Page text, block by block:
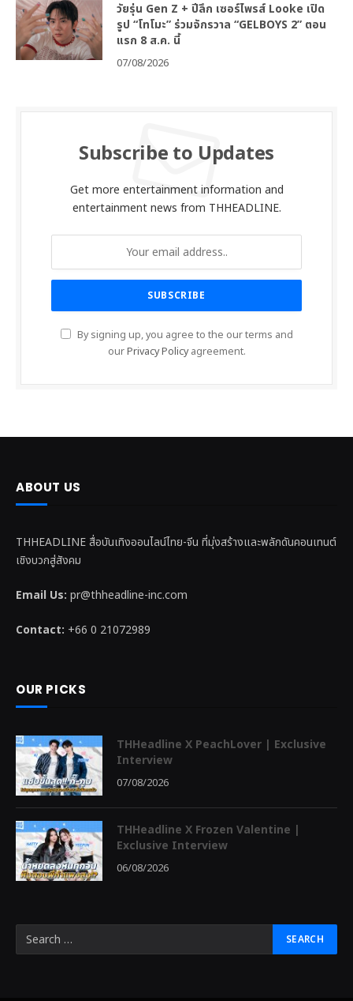
วัยรุ่น Gen Z + ปีลึก เซอร์ไพรส์ Looke เปิด
รูป “โทโมะ” ร่วมจักรวาล “GELBOYS 2” ตอน
แรก 8 ส.ค. นี้
07/08/2026
Subscribe to Updates
Get more entertainment information and
entertainment news from THHEADLINE.
By signing up, you agree to the our terms and
ourPrivacy Policyagreement.
ABOUT US
THHEADLINE สื่อบันเทิงออนไลน์ไทย-จีน ที่มุ่งสร้างและพลักดันคอนเทนต์
เชิงบวกสู่สังคม
Email Us: pr@thheadline-inc.com
Contact: +66 0 21072989
OUR PICKS
THHeadline X PeachLover | Exclusive
Interview
07/08/2026
THHeadline X Frozen Valentine |
Exclusive Interview
06/08/2026